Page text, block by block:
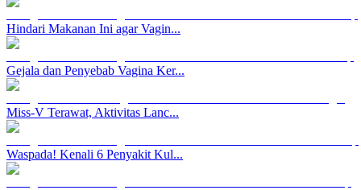
Hindari Makanan Ini agar Vagin...
Gejala dan Penyebab Vagina Ker...
Miss-V Terawat, Aktivitas Lanc...
Waspada! Kenali 6 Penyakit Kul...